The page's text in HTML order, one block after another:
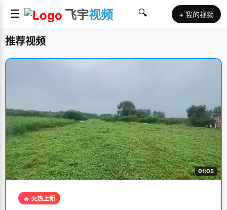
☰ 飞宇视频 🔍 + 我的视频
推荐视频
01:05
🔥 火热上新